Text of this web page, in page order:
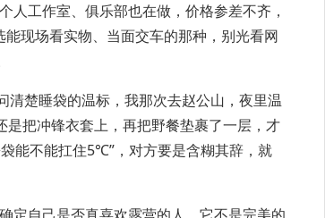
工作室、俱乐部也在做，价格参差不齐，
现场看实物、当面交车的那种，别光看网
楚睡袋的温标，我那次去赵公山，夜里温
把冲锋衣套上，再把野餐垫裹了一层，才
能不能扛住5℃”，对方要是含糊其辞，就